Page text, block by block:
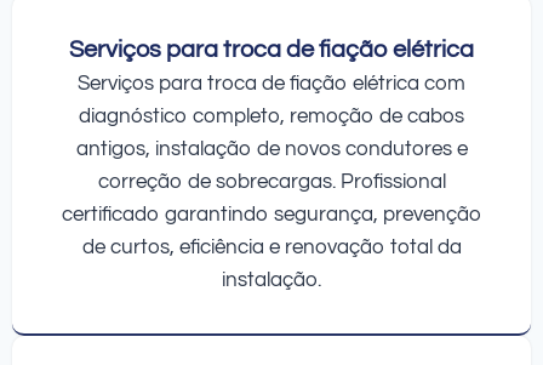
Serviços para troca de fiação elétrica
Serviços para troca de fiação elétrica com
diagnóstico completo, remoção de cabos
antigos, instalação de novos condutores e
correção de sobrecargas. Profissional
certificado garantindo segurança, prevenção
de curtos, eficiência e renovação total da
instalação.